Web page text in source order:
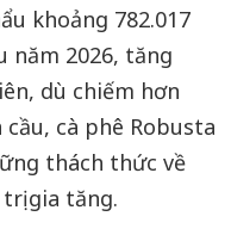
khoảng 782.017
năm 2026, tăng
dù chiếm hơn
cà phê Robusta
thách thức về
gia tăng.